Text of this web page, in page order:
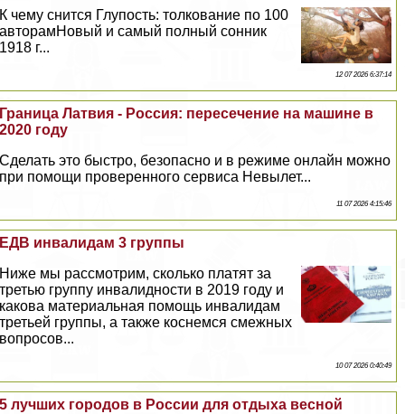
К чему снится Глупость: толкование по 100
авторамНовый и самый полный сонник
1918 г...
12 07 2026 6:37:14
Граница Латвия - Россия: пересечение на машине в
2020 году
Сделать это быстро, безопасно и в режиме онлайн можно
при помощи проверенного сервиса Невылет...
11 07 2026 4:15:46
ЕДВ инвалидам 3 группы
Ниже мы рассмотрим, сколько платят за
третью группу инвалидности в 2019 году и
какова материальная помощь инвалидам
третьей группы, а также коснемся смежных
вопросов...
10 07 2026 0:40:49
5 лучших городов в России для отдыха весной